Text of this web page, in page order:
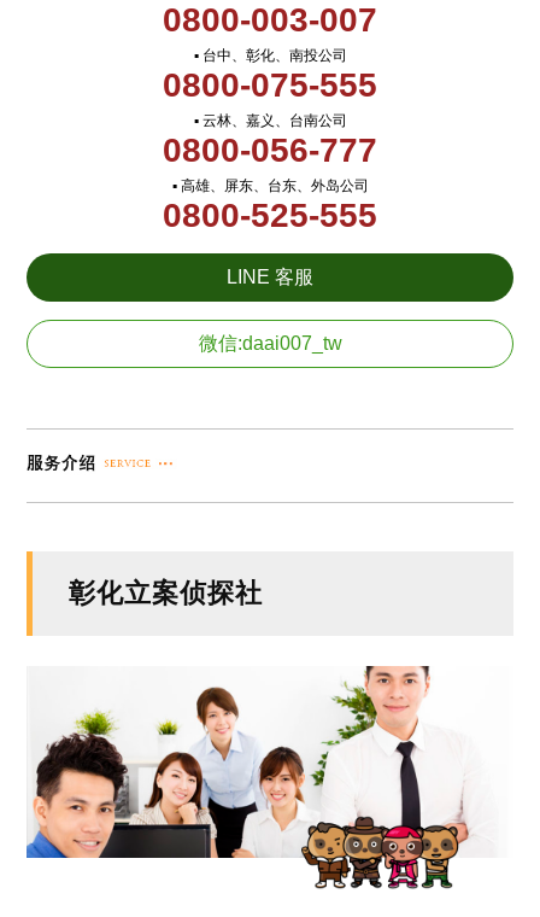
0800-003-007
▪ 台中、彰化、南投公司
0800-075-555
▪ 云林、嘉义、台南公司
0800-056-777
▪ 高雄、屏东、台东、外岛公司
0800-525-555
LINE 客服
微信:daai007_tw
彰化立案侦探社